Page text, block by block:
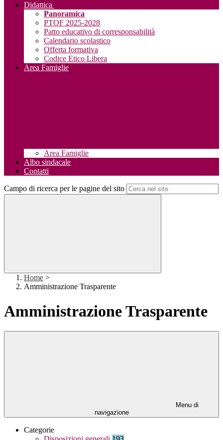
Didattica
Panoramica
PTOF 2025-2028
Patto educativo di corresponsabilità
Calendario scolastico
Offerta formativa
Codice Etico Libera
Area Famiglie
Area Famiglie
Albo sindacale
Contatti
Campo di ricerca per le pagine del sito
Home >
Amministrazione Trasparente
Amministrazione Trasparente
Menu di
navigazione
Categorie